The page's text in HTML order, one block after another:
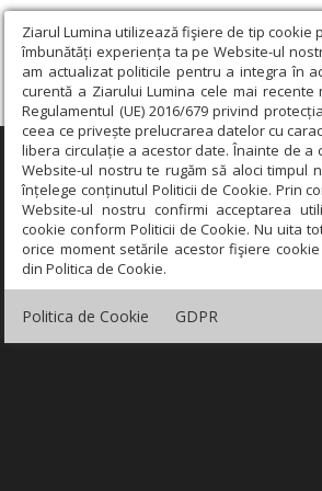
Ziarul Lumina utilizează fişiere de tip cookie
îmbunătăți experiența ta pe Website-ul
am actualizat politicile pentru a integra în
curentă a Ziarului Lumina cele mai recente
Regulamentul (UE) 2016/679 privind
ceea ce privește prelucrarea datelor cu
libera circulație a acestor date. Înainte de a
Website-ul nostru te rugăm să aloci timpul
înțelege conținutul Politicii de Cookie. Prin
Website-ul nostru confirmi acceptarea
cookie conform Politicii de Cookie. Nu uita
orice moment setările acestor fişiere
din Politica de Cookie.
Politica de Cookie GDPR